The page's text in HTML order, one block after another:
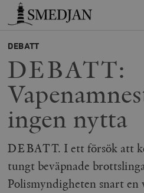
Timbro
DEBATT
DEBATT:
ingen nytta
DEBATT. I ett försök att
tungt beväpnade
Polismyndigheten snart en